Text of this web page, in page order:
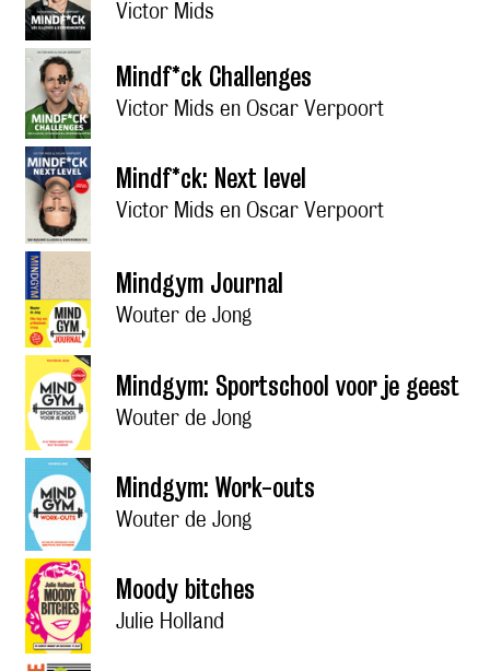
Victor Mids
Mindf*ck Challenges
Victor Mids en Oscar Verpoort
Mindf*ck: Next level
Victor Mids en Oscar Verpoort
Mindgym Journal
Wouter de Jong
Mindgym: Sportschool voor je geest
Wouter de Jong
Mindgym: Work-outs
Wouter de Jong
Moody bitches
Julie Holland